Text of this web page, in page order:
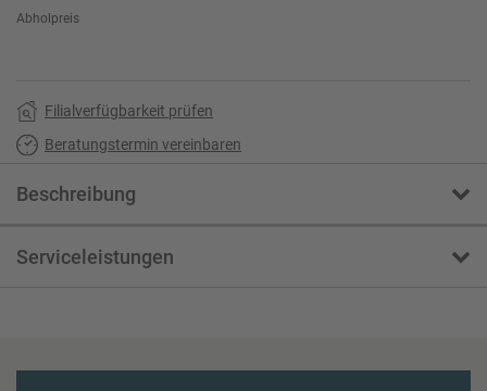
Abholpreis
Filialverfügbarkeit prüfen
Beratungstermin vereinbaren
Beschreibung
Serviceleistungen